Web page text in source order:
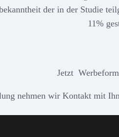
der in der Studie
11%
Jetzt
nehmen wir Kontakt mit